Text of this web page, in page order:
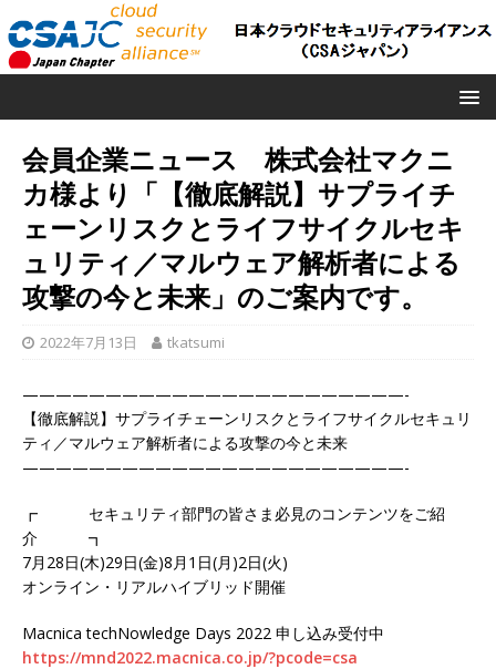
会員企業ニュース 株式会社マクニ
カ様より「【徹底解説】サプライチ
ェーンリスクとライフサイクルセキ
ュリティ／マルウェア解析者による
攻撃の今と未来」のご案内です。
2022年7月13日 tkatsumi
———————————————————————-
【徹底解説】サプライチェーンリスクとライフサイクルセキュリ
ティ／マルウェア解析者による攻撃の今と未来
———————————————————————-
┏ セキュリティ部門の皆さま必見のコンテンツをご紹
介 ┓
7月28日(木)29日(金)8月1日(月)2日(火)
オンライン・リアルハイブリッド開催
Macnica techNowledge Days 2022 申し込み受付中
https://mnd2022.macnica.co.jp/?pcode=csa